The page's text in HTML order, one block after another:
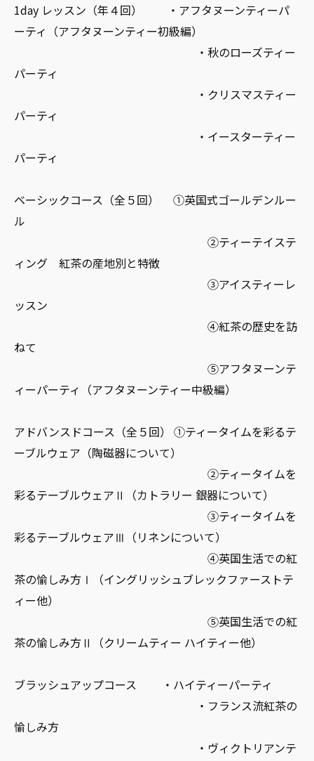
1day レッスン（年４回） ・アフタヌーンティーパ
ーティ（アフタヌーンティー初級編）
・秋のローズティー
パーティ
・クリスマスティー
パーティ
・イースターティー
パーティ
ベーシックコース（全５回） ①英国式ゴールデンルー
ル
②ティーテイステ
ィング 紅茶の産地別と特徴
③アイスティーレ
ッスン
④紅茶の歴史を訪
ねて
⑤アフタヌーンテ
ィーパーティ（アフタヌーンティー中級編）
アドバンスドコース（全５回） ①ティータイムを彩るテ
ーブルウェア（陶磁器について）
②ティータイムを
彩るテーブルウェアⅡ（カトラリー 銀器について）
③ティータイムを
彩るテーブルウェアⅢ（リネンについて）
④英国生活での紅
茶の愉しみ方Ⅰ（イングリッシュブレックファーストテ
ィー他）
⑤英国生活での紅
茶の愉しみ方Ⅱ（クリームティー ハイティー他）
ブラッシュアップコース ・ハイティーパーティ
・フランス流紅茶の
愉しみ方
・ヴィクトリアンテ